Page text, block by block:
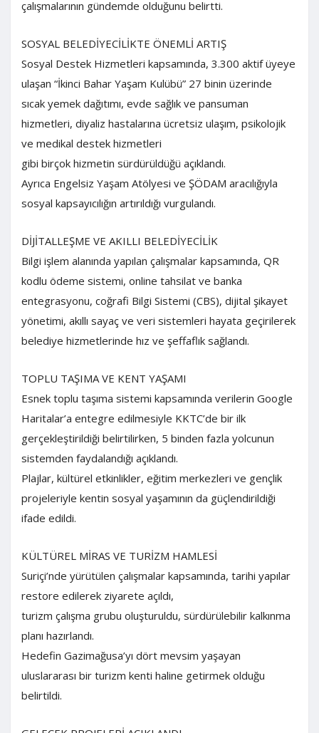
çalışmalarının gündemde olduğunu belirtti.
SOSYAL BELEDİYECİLİKTE ÖNEMLİ ARTIŞ
Sosyal Destek Hizmetleri kapsamında, 3.300 aktif üyeye
ulaşan “İkinci Bahar Yaşam Kulübü” 27 binin üzerinde
sıcak yemek dağıtımı, evde sağlık ve pansuman
hizmetleri, diyaliz hastalarına ücretsiz ulaşım, psikolojik
ve medikal destek hizmetleri
gibi birçok hizmetin sürdürüldüğü açıklandı.
Ayrıca Engelsiz Yaşam Atölyesi ve ŞÖDAM aracılığıyla
sosyal kapsayıcılığın artırıldığı vurgulandı.
DİJİTALLEŞME VE AKILLI BELEDİYECİLİK
Bilgi işlem alanında yapılan çalışmalar kapsamında, QR
kodlu ödeme sistemi, online tahsilat ve banka
entegrasyonu, coğrafi Bilgi Sistemi (CBS), dijital şikayet
yönetimi, akıllı sayaç ve veri sistemleri hayata geçirilerek
belediye hizmetlerinde hız ve şeffaflık sağlandı.
TOPLU TAŞIMA VE KENT YAŞAMI
Esnek toplu taşıma sistemi kapsamında verilerin Google
Haritalar’a entegre edilmesiyle KKTC’de bir ilk
gerçekleştirildiği belirtilirken, 5 binden fazla yolcunun
sistemden faydalandığı açıklandı.
Plajlar, kültürel etkinlikler, eğitim merkezleri ve gençlik
projeleriyle kentin sosyal yaşamının da güçlendirildiği
ifade edildi.
KÜLTÜREL MİRAS VE TURİZM HAMLESİ
Suriçi’nde yürütülen çalışmalar kapsamında, tarihi yapılar
restore edilerek ziyarete açıldı,
turizm çalışma grubu oluşturuldu, sürdürülebilir kalkınma
planı hazırlandı.
Hedefin Gazimağusa’yı dört mevsim yaşayan
uluslararası bir turizm kenti haline getirmek olduğu
belirtildi.